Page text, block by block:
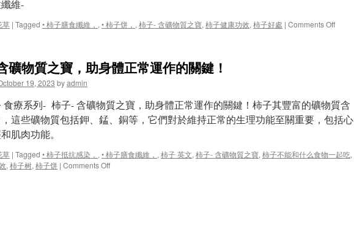
維-
草 | Tagged • 柿子膳食纖維， , • 柿子饼， , 柿子- 含礦物質之寶, 柿子健康功效, 柿子好處 | Comments Offon
纖
維，
是
健
礦物質之寶，助身體正常運作的關鍵！
19, 2023 byadmin
食療系列- 柿子- 含礦物質之寶，助身體正常運作的關鍵！柿子其豐富的礦物質含
這些礦物質包括鉀、錳、銅等，它們對於維持正常的生理功能至關重要，包括心
肌肉功能。
草 | Tagged • 柿子抵抗感染， , • 柿子膳食纖維， , 柿子 英文, 柿子- 含礦物質之寶, 柿子不能和什么食物一起吃,
, 柿子树, 柿子饼 | Comments Offon